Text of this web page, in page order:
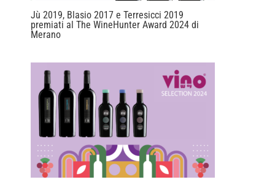
Jù 2019, Blasio 2017 e Terresicci 2019
premiati al The WineHunter Award 2024 di
Merano